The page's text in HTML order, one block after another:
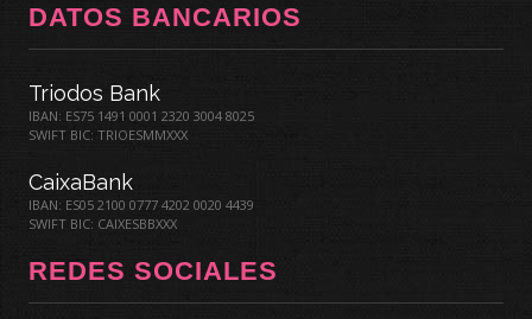
DATOS BANCARIOS
Triodos Bank
IBAN: ES75 1491 0001 2320 3004 8025
SWIFT BIC: TRIOESMMXXX
CaixaBank
IBAN: ES05 2100 0777 4202 0020 4439
SWIFT BIC: CAIXESBBXXX
REDES SOCIALES